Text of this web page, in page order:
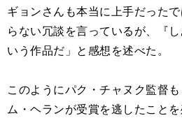
ギョンさんも本当に上手だった
らない冗談を言っているが、『
いう作品だ」と感想を述べた。
このようにパク・チャヌク監督
ム・ヘランが受賞を逃したこと